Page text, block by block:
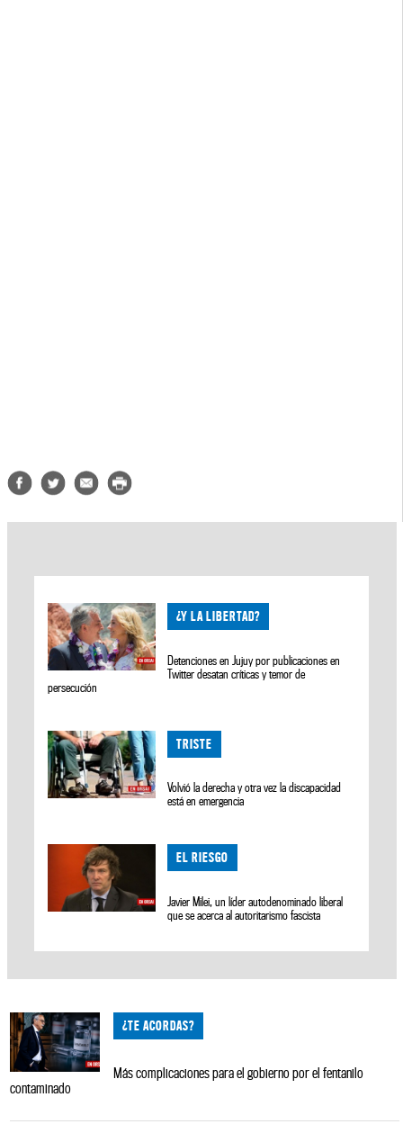
¿Y LA LIBERTAD?
Detenciones en Jujuy por publicaciones en
Twitter desatan críticas y temor de
persecución
TRISTE
Volvió la derecha y otra vez la discapacidad
está en emergencia
EL RIESGO
Javier Milei, un líder autodenominado liberal
que se acerca al autoritarismo fascista
¿TE ACORDAS?
Más complicaciones para el gobierno por el fentanilo
contaminado